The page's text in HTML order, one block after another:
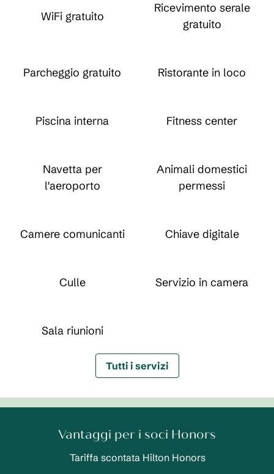
WiFi gratuito
Ricevimento serale
gratuito
Parcheggio gratuito Ristorante in loco
Piscina interna Fitness center
Navetta per
l'aeroporto
Animali domestici
permessi
Camere comunicanti Chiave digitale
Culle Servizio in camera
Sala riunioni
Tutti i servizi
Vantaggi per i soci Honors
Tariffa scontata Hilton Honors